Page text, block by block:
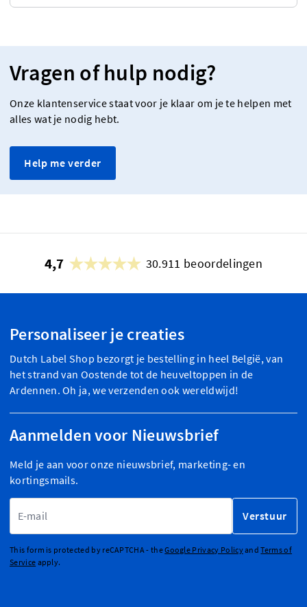
Vragen of hulp nodig?
Onze klantenservice staat voor je klaar om je te helpen met
alles wat je nodig hebt.
Help me verder
4,7 30.911 beoordelingen
Personaliseer je creaties
Dutch Label Shop bezorgt je bestelling in heel België, van
het strand van Oostende tot de heuveltoppen in de
Ardennen. Oh ja, we verzenden ook wereldwijd!
Aanmelden voor Nieuwsbrief
Meld je aan voor onze nieuwsbrief, marketing- en
kortingsmails.
Verstuur
This form is protected by reCAPTCHA - theGoogle Privacy PolicyandTerms of
Service apply.